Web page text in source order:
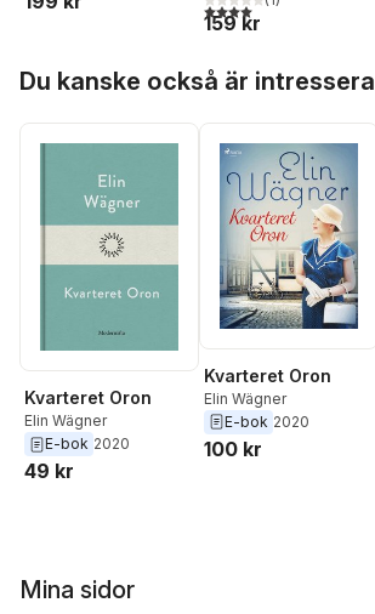
4,0utav 5 stjärnor. Totalt
159 kr
Du kanske också är
Kvarteret Oron
Elin Wägner
E-bok 2020
49 kr
Kvarteret Oron
Elin Wägner
E-bok 2020
100 kr
Mina sidor